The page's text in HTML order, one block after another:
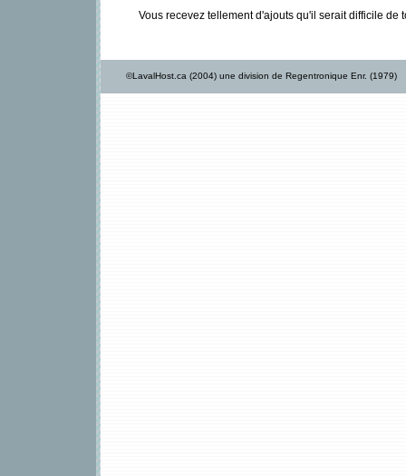
Vous recevez tellement d'ajouts qu'il serait difficile
©LavalHost.ca (2004) une division de Regentronique Enr. (1979)